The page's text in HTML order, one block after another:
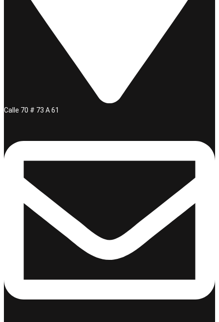
Calle 70 # 73 A 61